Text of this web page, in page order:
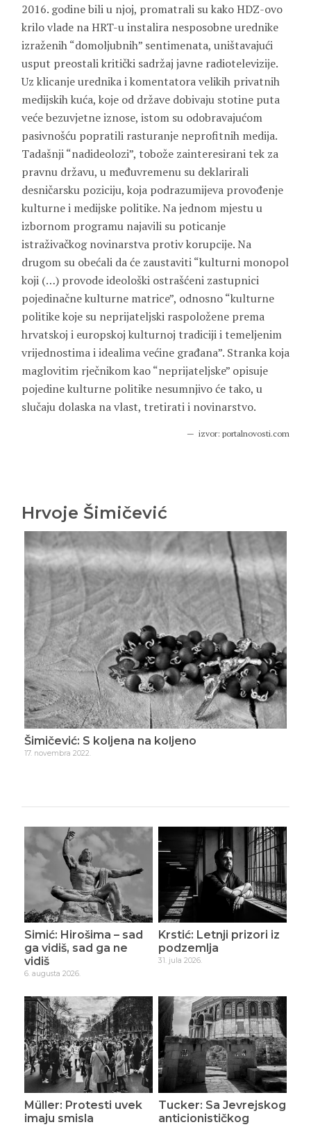
2016. godine bili u njoj, promatrali su kako HDZ-ovo
krilo vlade na HRT-u instalira nesposobne urednike
izraženih “domoljubnih” sentimenata, uništavajući
usput preostali kritički sadržaj javne radiotelevizije.
Uz klicanje urednika i komentatora velikih privatnih
medijskih kuća, koje od države dobivaju stotine puta
veće bezuvjetne iznose, istom su odobravajućom
pasivnošću popratili rasturanje neprofitnih medija.
Tadašnji “nadideolozi”, tobože zainteresirani tek za
pravnu državu, u međuvremenu su deklarirali
desničarsku poziciju, koja podrazumijeva provođenje
kulturne i medijske politike. Na jednom mjestu u
izbornom programu najavili su poticanje
istraživačkog novinarstva protiv korupcije. Na
drugom su obećali da će zaustaviti “kulturni monopol
koji (…) provode ideološki ostrašćeni zastupnici
pojedinačne kulturne matrice”, odnosno “kulturne
politike koje su neprijateljski raspoložene prema
hrvatskoj i europskoj kulturnoj tradiciji i temeljenim
vrijednostima i idealima većine građana”. Stranka koja
maglovitim rječnikom kao “neprijateljske” opisuje
pojedine kulturne politike nesumnjivo će tako, u
slučaju dolaska na vlast, tretirati i novinarstvo.
izvor: portalnovosti.com
Hrvoje Šimičević
Šimičević: S koljena na koljeno
17. novembra 2022.
Simić: Hirošima – sad
ga vidiš, sad ga ne
vidiš
6. augusta 2026.
Krstić: Letnji prizori iz
podzemlja
31. jula 2026.
Müller: Protesti uvek
imaju smisla
Tucker: Sa Jevrejskog
anticionističkog